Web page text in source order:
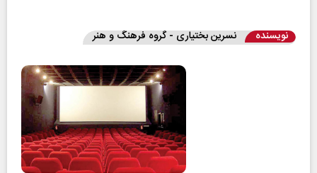
نویسنده نسرین بختیاری - گروه فرهنگ و هنر